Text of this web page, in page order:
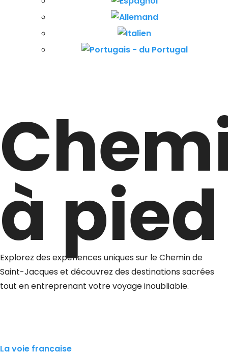
à pied
Explorez des expériences uniques sur le Chemin de
Saint-Jacques et découvrez des destinations sacrées
tout en entreprenant votre voyage inoubliable.
La voie française